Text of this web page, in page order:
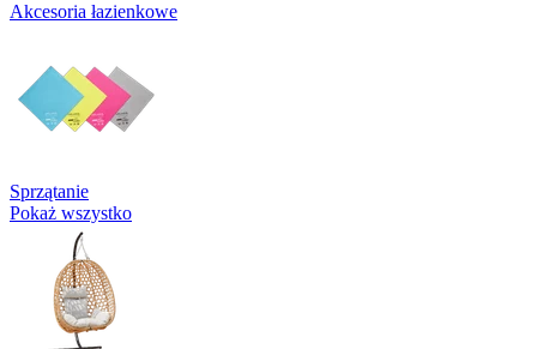
Akcesoria łazienkowe
Sprzątanie
Pokaż wszystko